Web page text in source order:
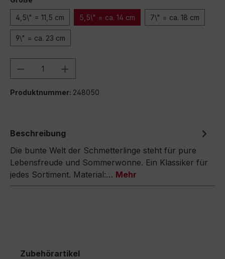
4,5\" = 11,5 cm 5,5\" = ca. 14 cm 7\" = ca. 18 cm
9\" = ca. 23 cm
Produkt Anzahl: Gib den
Produktnummer: 248050
Beschreibung
Die bunte Welt der Schmetterlinge steht für pure
Lebensfreude und Sommerwonne. Ein Klassiker für
jedes Sortiment. Material:… Mehr
Zubehörartikel